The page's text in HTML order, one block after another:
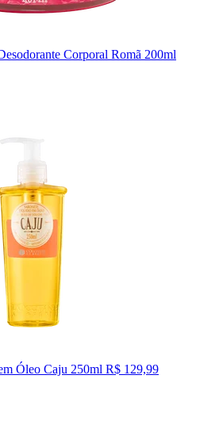
Corporal Romã 200ml
Óleo Caju 250ml R$ 129,99